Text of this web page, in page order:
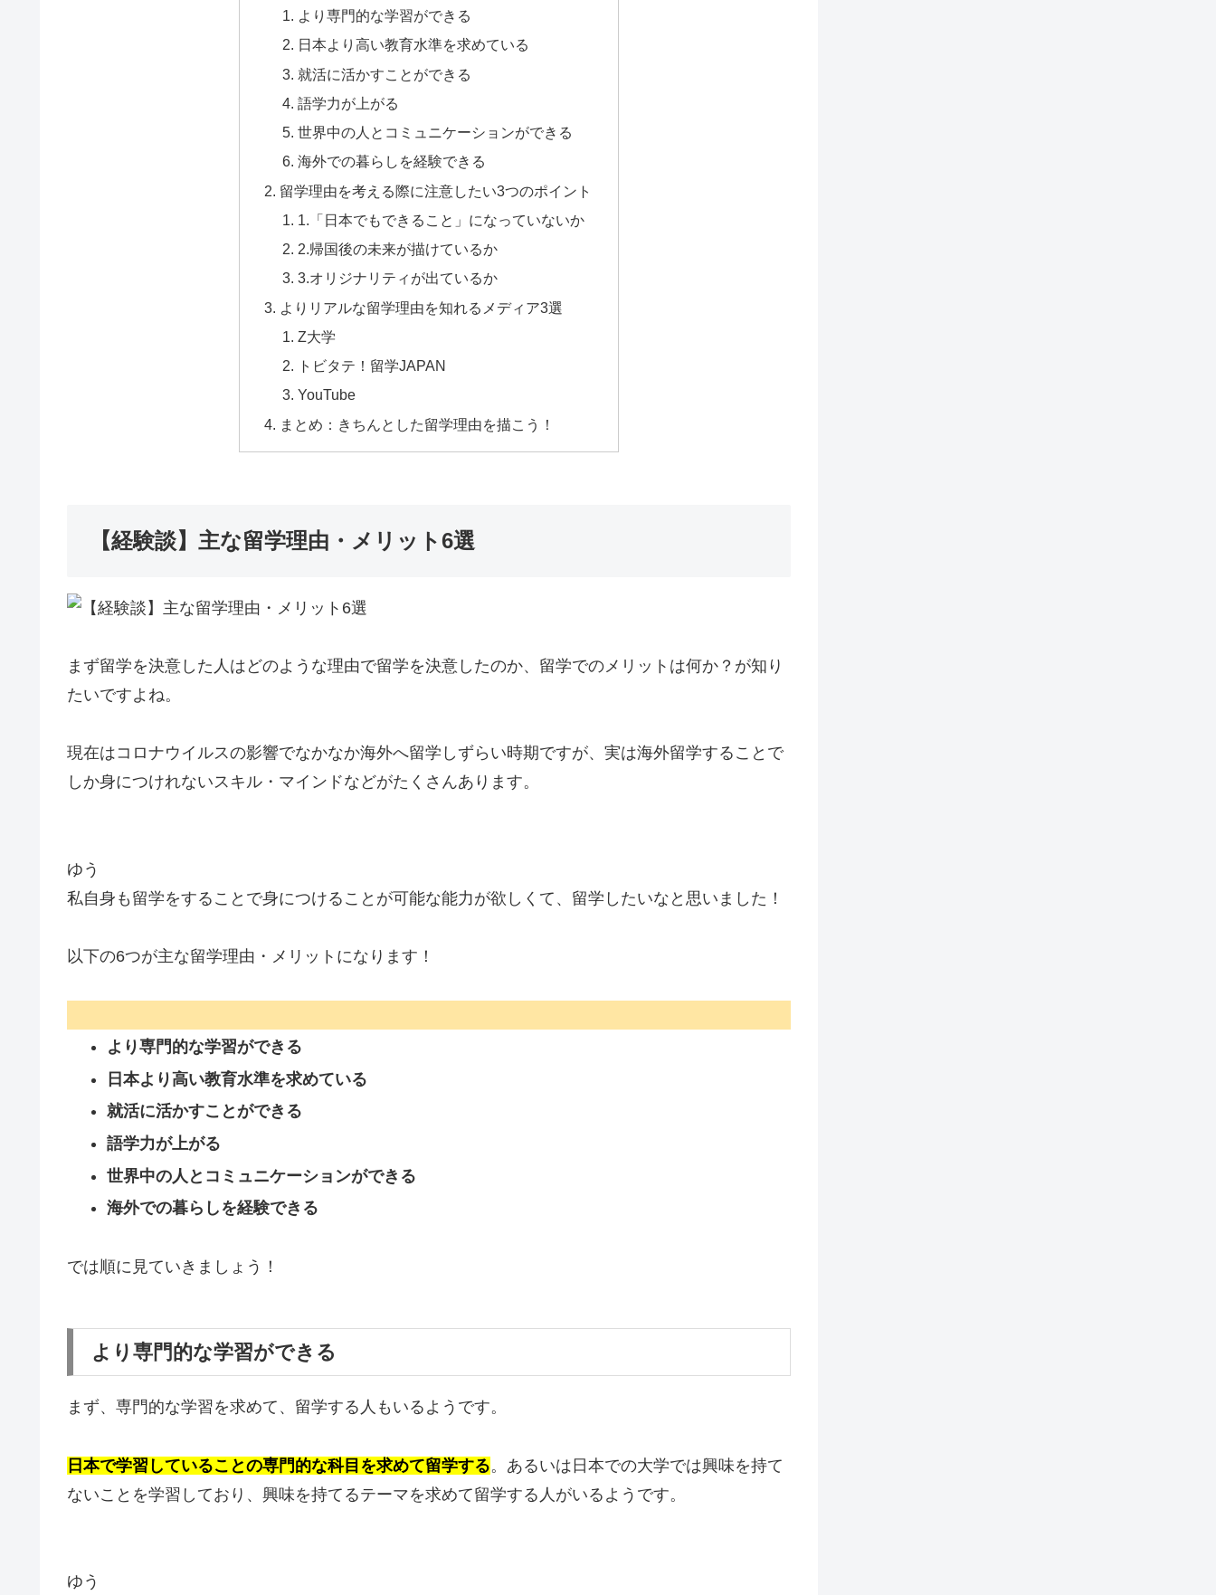
より専門的な学習ができる
日本より高い教育水準を求めている
就活に活かすことができる
語学力が上がる
世界中の人とコミュニケーションができる
海外での暮らしを経験できる
留学理由を考える際に注意したい3つのポイント
1.「日本でもできること」になっていないか
2.帰国後の未来が描けているか
3.オリジナリティが出ているか
よりリアルな留学理由を知れるメディア3選
Z大学
トビタテ！留学JAPAN
YouTube
まとめ：きちんとした留学理由を描こう！
【経験談】主な留学理由・メリット6選
まず留学を決意した人はどのような理由で留学を決意したのか、留学でのメリットは何か？が知り
たいですよね。
現在はコロナウイルスの影響でなかなか海外へ留学しずらい時期ですが、実は海外留学することで
しか身につけれないスキル・マインドなどがたくさんあります。
ゆう
私自身も留学をすることで身につけることが可能な能力が欲しくて、留学したいなと思いました！
以下の6つが主な留学理由・メリットになります！
より専門的な学習ができる
日本より高い教育水準を求めている
就活に活かすことができる
語学力が上がる
世界中の人とコミュニケーションができる
海外での暮らしを経験できる
では順に見ていきましょう！
より専門的な学習ができる
まず、専門的な学習を求めて、留学する人もいるようです。
日本で学習していることの専門的な科目を求めて留学する。あるいは日本での大学では興味を持て
ないことを学習しており、興味を持てるテーマを求めて留学する人がいるようです。
ゆう